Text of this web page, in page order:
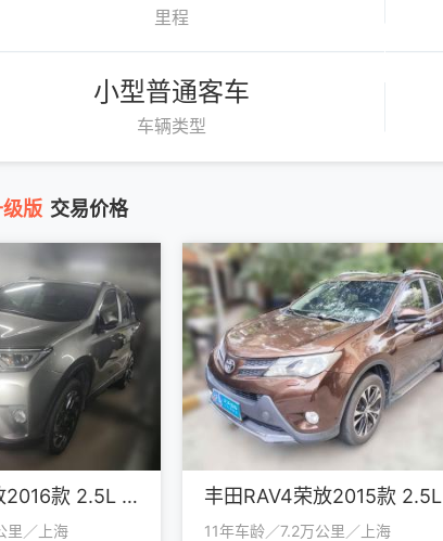
里程
小型普通客车
车辆类型
版 交易价格
丰田RAV4荣放2016款 2.5L 自动四驱精英版
里／上海
11年车龄／7.2万公里／上海